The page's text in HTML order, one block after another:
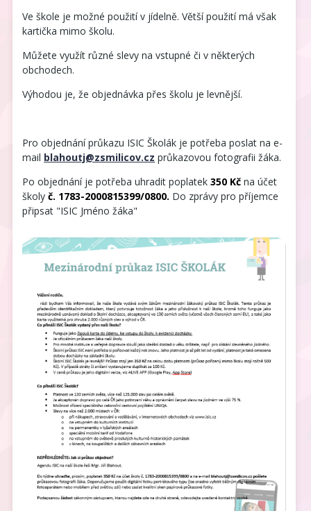
Ve škole je možné použití v jídelně. Větší použití má však
kartička mimo školu.
Můžete využít různé slevy na vstupné či v některých
obchodech.
Výhodou je, že objednávka přes školu je levnější.
Pro objednání průkazu ISIC Školák je potřeba poslat na e-
mail blahoutj@zsmilicov.cz průkazovou fotografii žáka.
Po objednání je potřeba uhradit poplatek350 Kč na účet
školyč. 1783-2000815399/0800. Do zprávy pro příjemce
připsat "ISIC Jméno žáka"